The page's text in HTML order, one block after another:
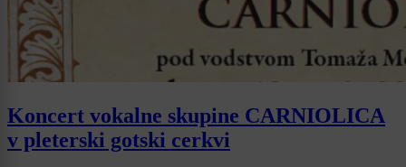
Koncert vokalne skupine CARNIOLICA
v pleterski gotski cerkvi